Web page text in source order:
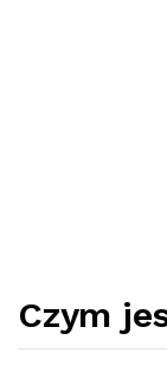
Czym